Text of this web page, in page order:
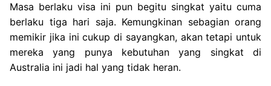
Masa berlaku visa ini pun begitu singkat yaitu cuma
berlaku tiga hari saja. Kemungkinan sebagian orang
memikir jika ini cukup di sayangkan, akan tetapi untuk
mereka yang punya kebutuhan yang singkat di
Australia ini jadi hal yang tidak heran.